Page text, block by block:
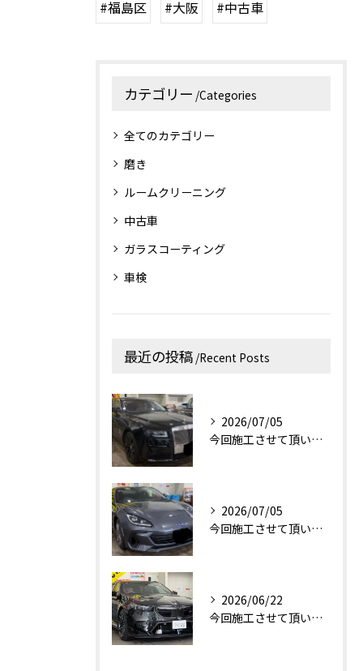
#福島区 #大阪 #中古車
カテゴリー Categories
全てのカテゴリー
磨き
ルームクリーニング
中古車
ガラスコーティング
車検
最近の投稿 Recent Posts
2026/07/05
今回施工させて頂いたお車はロールス・ロイス・ゴーストです！✨
2026/07/05
今回施工させて頂いたお車はスバルBRZです！✨
2026/06/22
今回施工させて頂いたお車はBMW M5です！✨